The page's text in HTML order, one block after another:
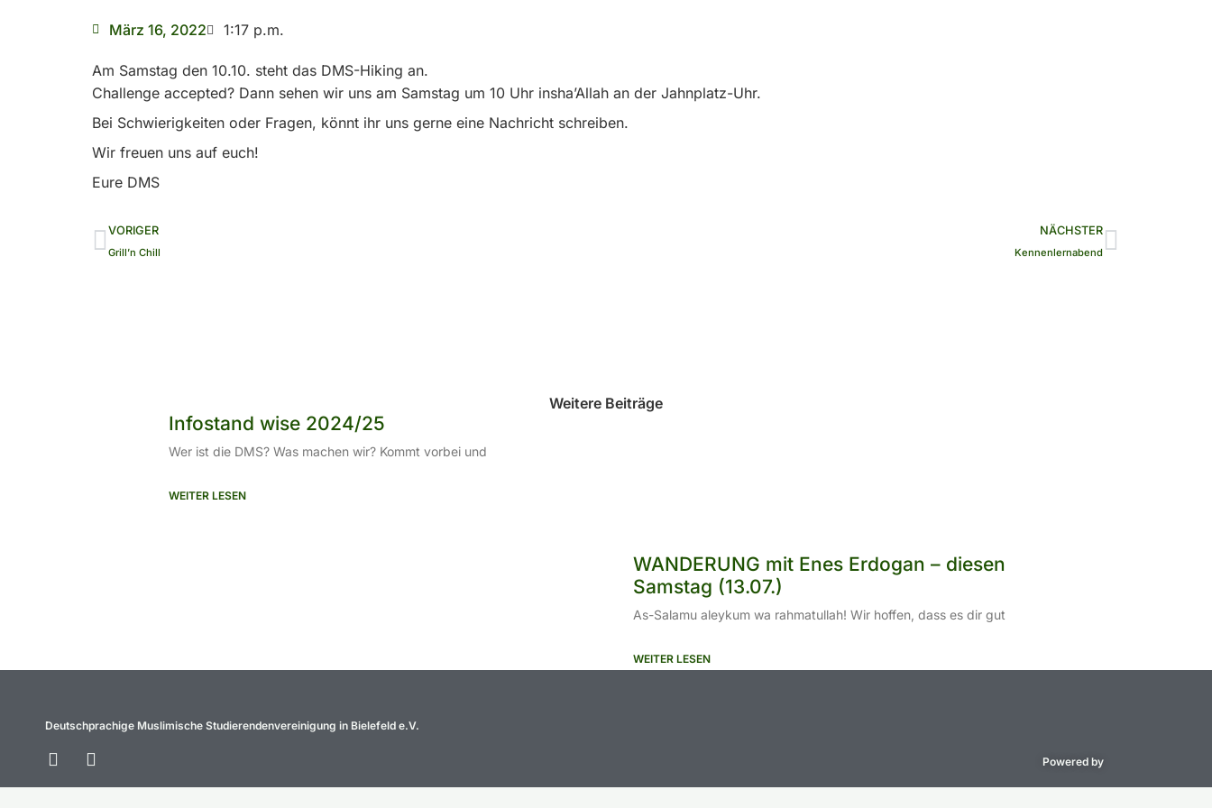
März 16, 2022 1:17 p.m.
Am Samstag den 10.10. steht das DMS-Hiking an.
Challenge accepted? Dann sehen wir uns am Samstag um 10 Uhr insha’Allah an der Jahnplatz-Uhr.
Bei Schwierigkeiten oder Fragen, könnt ihr uns gerne eine Nachricht schreiben.
Wir freuen uns auf euch!
Eure DMS
Zurück
VORIGER
Grill’n Chill
NÄCHSTER
Kennenlernabend
Weitere Beiträge
Infostand wise 2024/25
Wer ist die DMS? Was machen wir? Kommt vorbei und
WEITER LESEN
WANDERUNG mit Enes Erdogan – diesen
Samstag (13.07.)
As-Salamu aleykum wa rahmatullah! Wir hoffen, dass es dir gut
WEITER LESEN
Deutschprachige Muslimische Studierendenvereinigung in Bielefeld e.V.
FacebookInstagram
Powered by